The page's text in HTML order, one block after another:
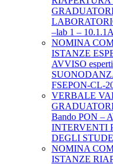
–lab 1 –
NOMINA
ISTANZE
AVVISO
FSEPON-CL-
VERBALE
Bando PON –
INTERVENTI
DEGLI
NOMINA
ISTANZE